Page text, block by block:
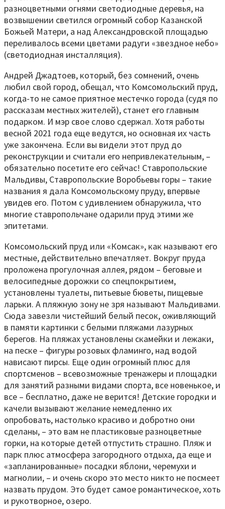
разноцветными огнями светодиодные деревья, на
возвышении светился огромный собор Казанской
Божьей Матери, а над Александровской площадью
переливалось всеми цветами радуги «звездное небо»
(светодиодная инсталляция).
Андрей Джадтоев, который, без сомнений, очень
любил свой город, обещал, что Комсомольский пруд,
когда-то не самое приятное местечко города (судя по
рассказам местных жителей), станет его главным
подарком. И мэр свое слово сдержал. Хотя работы
весной 2021 года еще ведутся, но основная их часть
уже закончена. Если вы видели этот пруд до
реконструкции и считали его непривлекательным, –
обязательно посетите его сейчас! Ставропольские
Мальдивы, Ставропольские Воробьевы горы – такие
названия я дала Комсомольскому пруду, впервые
увидев его. Потом с удивлением обнаружила, что
многие ставропольчане одарили пруд этими же
эпитетами.
Комсомольский пруд или «Комсак», как называют его
местные, действительно впечатляет. Вокруг пруда
проложена прогулочная аллея, рядом – беговые и
велосипедные дорожки со спецпокрытием,
установлены туалеты, питьевые бюветы, пищевые
ларьки. А пляжную зону не зря называют Мальдивами.
Сюда завезли чистейший белый песок, оживляющий
в памяти картинки с белыми пляжами лазурных
берегов. На пляжах установлены скамейки и лежаки,
на песке – фигуры розовых фламинго, над водой
нависают пирсы. Еще один огромный плюс для
спортсменов – всевозможные тренажеры и площадки
для занятий разными видами спорта, все новенькое, и
все – бесплатно, даже не верится! Детские городки и
качели вызывают желание немедленно их
опробовать, настолько красиво и добротно они
сделаны, – это вам не пластиковые разноцветные
горки, на которые детей отпустить страшно. Пляж и
парк плюс атмосфера загородного отдыха, да еще и
«запланированные» посадки яблони, черемухи и
магнолии, – и очень скоро это место никто не посмеет
назвать прудом. Это будет самое романтическое, хоть
и рукотворное, озеро.